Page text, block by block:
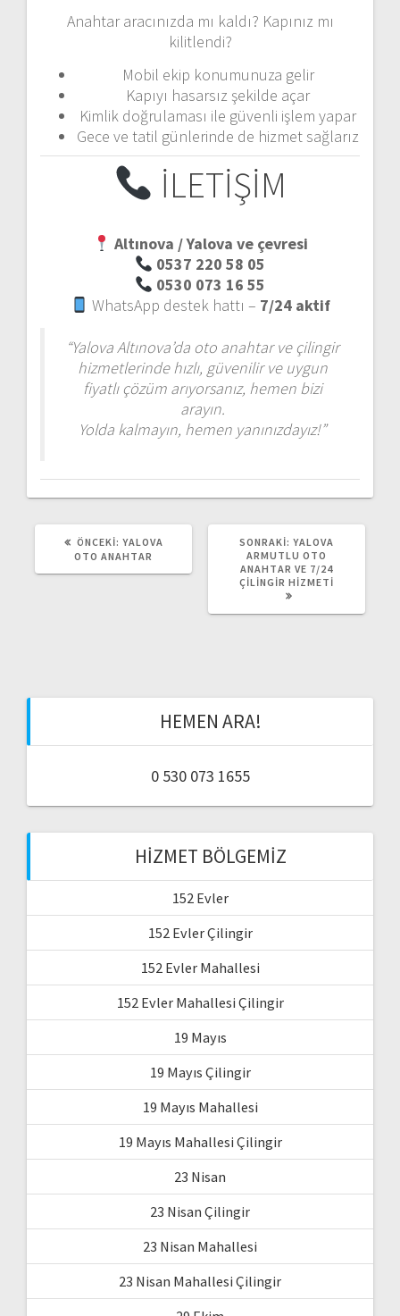
Anahtar aracınızda mı kaldı? Kapınız mı
kilitlendi?
Mobil ekip konumunuza gelir
Kapıyı hasarsız şekilde açar
Kimlik doğrulaması ile güvenli işlem yapar
Gece ve tatil günlerinde de hizmet sağlarız
İLETİŞİM
Altınova / Yalova ve çevresi
0537 220 58 05
0530 073 16 55
WhatsApp destek hattı – 7/24 aktif
“Yalova Altınova’da oto anahtar ve çilingir
hizmetlerinde hızlı, güvenilir ve uygun
fiyatlı çözüm arıyorsanız, hemen bizi
arayın.
Yolda kalmayın, hemen yanınızdayız!”
ÖNCEKI: Ö
N
YALOVA
OTO ANAHTAR
SONRAKI: S
O
N
R
YALOVA
ARMUTLU OTO
ANAHTAR VE 7/24
ÇILINGIR HIZMETI
HEMEN ARA!
0 530 073 1655
HIZMET BÖLGEMIZ
152 Evler
152 Evler Çilingir
152 Evler Mahallesi
152 Evler Mahallesi Çilingir
19 Mayıs
19 Mayıs Çilingir
19 Mayıs Mahallesi
19 Mayıs Mahallesi Çilingir
23 Nisan
23 Nisan Çilingir
23 Nisan Mahallesi
23 Nisan Mahallesi Çilingir